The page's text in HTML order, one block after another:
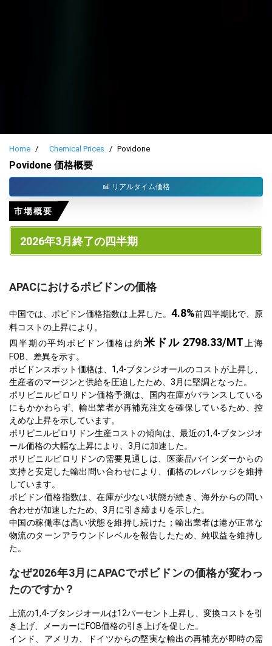
Home Chemical Prices Povidone
Povidone 価格概要
リアルタイム価格
市場概要
2026年3月終了の四半期
APACにおけるポビドンの価格
中国では、ポビドン価格指数は上昇した。 4.8%前四半期比で、原
料コストの上昇により。
四半期の平均ポビドン価格は約米ドル 2798.33/MT 上海
FOB、差異を示す。
ポビドンスポット価格は、1,4-ブタンジオールのコストが上昇し、
生産者のマージンと供給を圧迫したため、3月に堅調となった。
ポリビニルピロリドン価格予測は、国内在庫がバランスしている
にもかかわらず、輸出業者が再補充注文を確保しているため、控
えめな上昇を示しています。
ポリビニルピロリドン生産コストの傾向は、最近の1,4-ブタンジオ
ール価格の大幅な上昇により、3月に加速した。
ポリビニルピロリドンの需要見通しは、医薬品バインダーからの
支持と安定した輸出問い合わせにより、価格のレバレッジを維持
しています。
ポビドン価格指数は、在庫が少ない状態が続き、海外からの問い
合わせが加速したため、3月に引き締まりを示した。
中国の稼働率は高い状態を維持し続けた；輸出業者は港が正常な
物流のターンアラウンドレベルを報告したため、純収益を維持し
た。
なぜ2026年3月にAPACでポビドンの価格が変わっ
たのですか？
上流の1,4-ブタンジオールは12パーセント上昇し、変換コストを引
き上げ、メーカーにFOB価格の引き上げを促した。
インド、アメリカ、ドイツからの堅実な輸出の再補充が即時の需